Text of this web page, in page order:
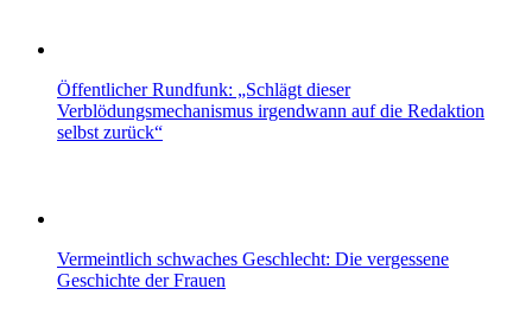
Öffentlicher Rundfunk: „Schlägt dieser
Verblödungsmechanismus irgendwann auf die Redaktion
selbst zurück“
Vermeintlich schwaches Geschlecht: Die vergessene
Geschichte der Frauen